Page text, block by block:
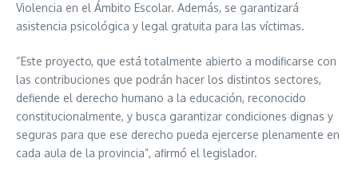
Violencia en el Ámbito Escolar. Además, se garantizará
asistencia psicológica y legal gratuita para las víctimas.
“Este proyecto, que está totalmente abierto a modificarse con
las contribuciones que podrán hacer los distintos sectores,
defiende el derecho humano a la educación, reconocido
constitucionalmente, y busca garantizar condiciones dignas y
seguras para que ese derecho pueda ejercerse plenamente en
cada aula de la provincia”, afirmó el legislador.